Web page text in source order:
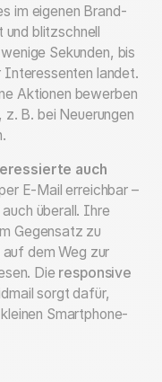
im eigenen Brand-
und blitzschnell
Sekunden, bis
landet.
Aktionen bewerben
B. bei Neuerungen
auch
E-Mail erreichbar –
überall. Ihre
Gegensatz zu
dem Weg zur
Die responsive
sorgt dafür,
Smartphone-